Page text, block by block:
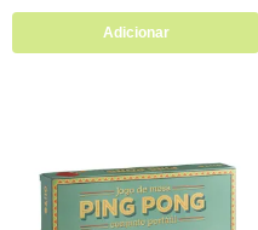
Adicionar